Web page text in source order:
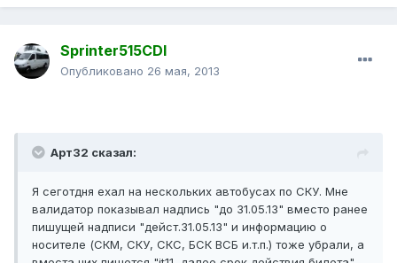
Sprinter515CDI
Опубликовано 26 мая, 2013
Арт32 сказал:
Я сеготдня ехал на нескольких автобусах по СКУ. Мне
валидатор показывал надпись "до 31.05.13" вместо ранее
пишущей надписи "дейст.31.05.13" и информацию о
носителе (СКМ, СКУ, СКС, БСК ВСБ и.т.п.) тоже убрали, а